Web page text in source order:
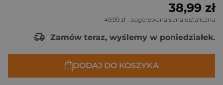
38,99 zł
49,99 zł - sugerowana cena detaliczna
Zamów teraz, wyślemy w poniedziałek.
DODAJ DO KOSZYKA